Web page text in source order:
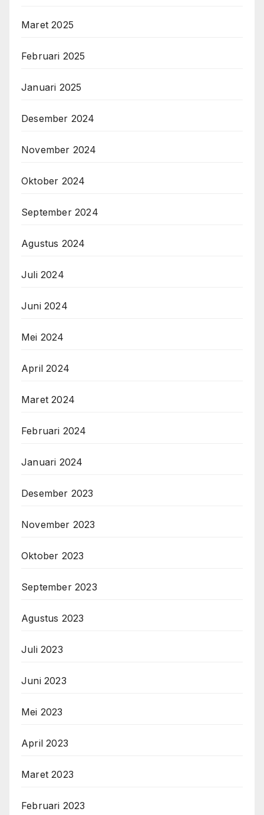
Maret 2025
Februari 2025
Januari 2025
Desember 2024
November 2024
Oktober 2024
September 2024
Agustus 2024
Juli 2024
Juni 2024
Mei 2024
April 2024
Maret 2024
Februari 2024
Januari 2024
Desember 2023
November 2023
Oktober 2023
September 2023
Agustus 2023
Juli 2023
Juni 2023
Mei 2023
April 2023
Maret 2023
Februari 2023